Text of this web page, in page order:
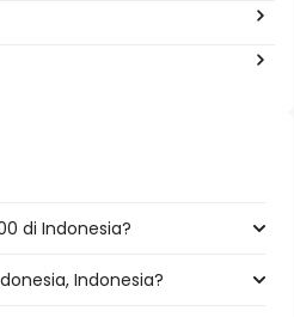
di Indonesia?
Indonesia?